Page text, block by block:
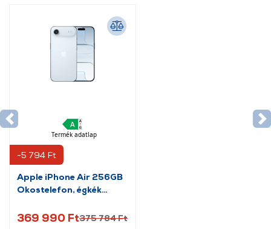
-5 794 Ft
Termék adatlap
Apple iPhone Air 256GB
Okostelefon, égkék
369 990 Ft375 784 Ft